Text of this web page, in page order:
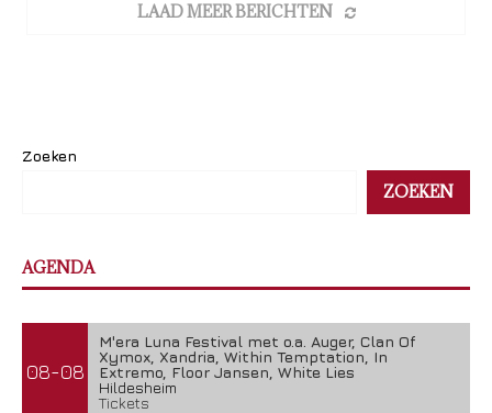
LAAD MEER BERICHTEN
Zoeken
ZOEKEN
AGENDA
08-08
M'era Luna Festival met o.a. Auger, Clan Of
Xymox, Xandria, Within Temptation, In
Extremo, Floor Jansen, White Lies
Hildesheim
Tickets